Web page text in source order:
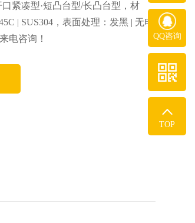
紧凑型·短凸台型/长凸台型，材
| SUS304，表面处理：发黑 | 无电
电咨询！
QQ咨询
TOP